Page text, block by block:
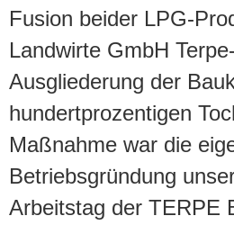
Fusion beider LPG-
Landwirte GmbH
Ausgliederung der
hundertprozentigen
Maßnahme war die
Betriebsgründung
Arbeitstag der TERPE